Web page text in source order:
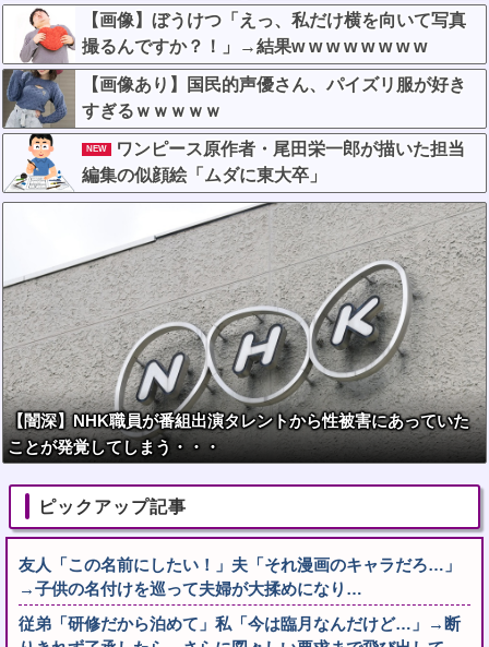
【画像】ぼうけつ「えっ、私だけ横を向いて写真
撮るんですか？！」→結果w w w w w w w w
【画像あり】国民的声優さん、パイズリ服が好き
すぎるｗｗｗｗｗ
NEW
ワンピース原作者・尾田栄一郎が描いた担当
編集の似顔絵「ムダに東大卒」
【闇深】NHK職員が番組出演タレントから性被害にあっていた
ことが発覚してしまう・・・
ピックアップ記事
友人「この名前にしたい！」夫「それ漫画のキャラだろ…」
→子供の名付けを巡って夫婦が大揉めになり…
従弟「研修だから泊めて」私「今は臨月なんだけど…」→断